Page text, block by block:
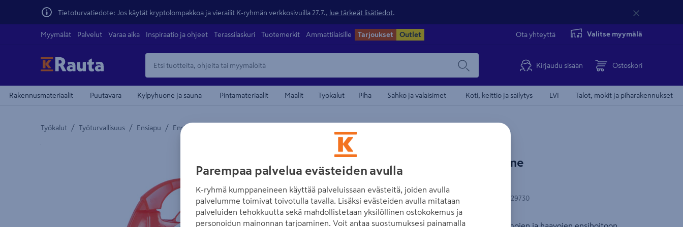
Tietoturvatiedote: Jos käytät kryptolompakkoa ja vierailit K-ryhmän verkkosivuilla 27.7., lue tärkeät lisätiedot
Myymälät Palvelut Varaa aika Inspiraatio ja ohjeet Terassilaskuri Tuotemerkit Ammattilaisille Tarjoukset Outlet Ota yhteyttä Valitse myymälä
Kirjaudu sisään Ostoskori
Rakennusmateriaalit Puutavara Kylpyhuone ja sauna Pintamateriaalit Maalit Työkalut Piha Sähkö ja valaisimet Koti, keittiö ja säilytys LVI Talot, mökit ja piharakennukset
Työkalut / Työturvallisuus / Ensiapu / Ensiapulaukut
Yksityiskohtainen kuvaus löytyy Tuotteen kuvaus -maamerkistä
Ensiapupakkaus Safewith.me
palovammoihin
Tuotenumero: 501947148 EAN-koodi 6420611529730
Parempaa palvelua evästeiden avulla
K-ryhmä kumppaneineen käyttää palveluissaan evästeitä, joiden avulla
palvelumme toimivat toivotulla tavalla. Lisäksi evästeiden avulla mitataan
palveluiden tehokkuutta sekä mahdollistetaan yksilöllinen ostokokemus ja
personoidun mainonnan tarjoaminen. Voit antaa suostumuksesi painamalla